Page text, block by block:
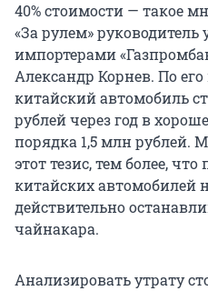
40% стоимости — такое
«За рулем» руководитель
импортерами
Александр Корнев. По
китайский автомобиль
рублей через год в
порядка 1,5 млн рублей.
этот тезис, тем более,
китайских автомобилей
действительно
чайнакара.
Анализировать утрату